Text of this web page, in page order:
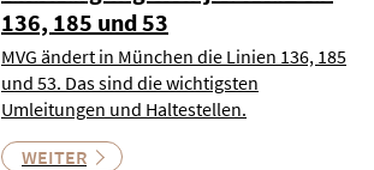
136, 185 und 53
MVG ändert in München die Linien 136, 185
und 53. Das sind die wichtigsten
Umleitungen und Haltestellen.
WEITER